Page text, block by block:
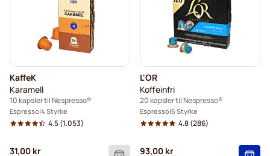
KaffeK
Karamell
10 kapsler til Nespresso®
Espresso 4 Styrke
4.5(1.053)
31,00 kr
L'OR
Koffeinfri
20 kapsler til Nespresso®
Espresso 6 Styrke
4.8(286)
93,00 kr